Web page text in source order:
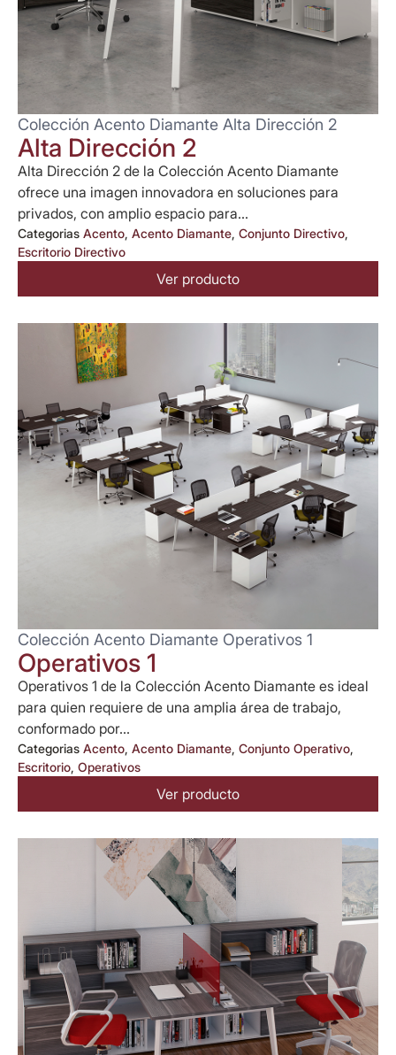
Colección Acento Diamante Alta Dirección 2
Alta Dirección 2
Alta Dirección 2 de la Colección Acento Diamante
ofrece una imagen innovadora en soluciones para
privados, con amplio espacio para...
Categorias Acento, Acento Diamante, Conjunto Directivo,
Escritorio Directivo
Ver producto
Colección Acento Diamante Operativos 1
Operativos 1
Operativos 1 de la Colección Acento Diamante es ideal
para quien requiere de una amplia área de trabajo,
conformado por...
Categorias Acento, Acento Diamante, Conjunto Operativo,
Escritorio, Operativos
Ver producto